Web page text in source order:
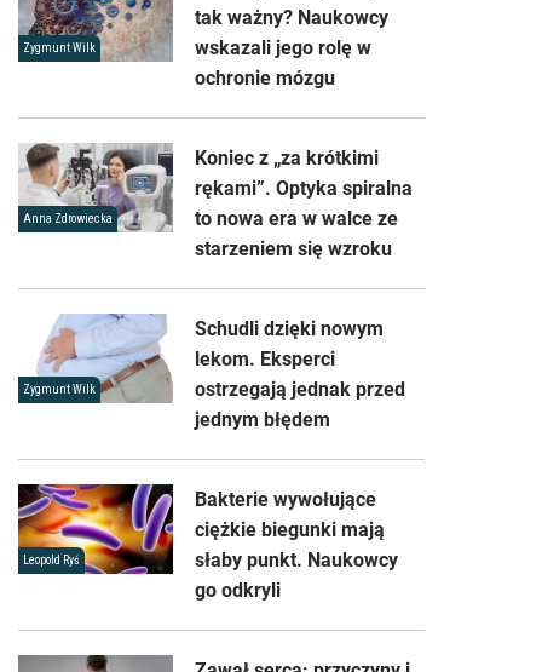
Zygmunt Wilk
tak ważny? Naukowcy
wskazali jego rolę w
ochronie mózgu
Anna Zdrowiecka
Koniec z „za krótkimi
rękami”. Optyka spiralna
to nowa era w walce ze
starzeniem się wzroku
Zygmunt Wilk
Schudli dzięki nowym
lekom. Eksperci
ostrzegają jednak przed
jednym błędem
Leopold Ryś
Bakterie wywołujące
ciężkie biegunki mają
słaby punkt. Naukowcy
go odkryli